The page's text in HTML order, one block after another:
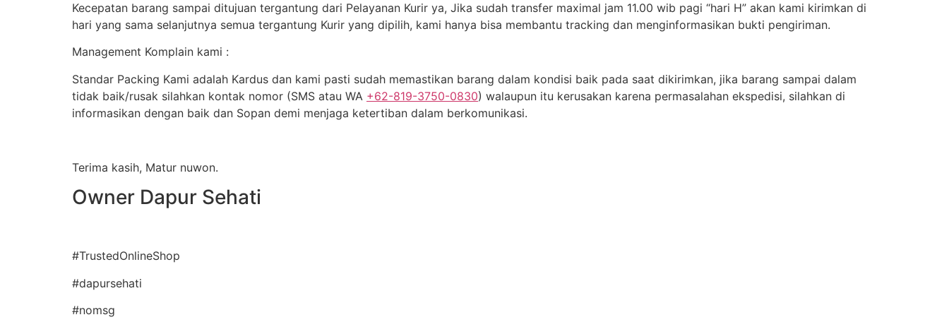
Kecepatan barang sampai ditujuan tergantung dari Pelayanan Kurir ya, Jika sudah transfer maximal jam 11.00 wib pagi “hari H” akan kami kirimkan di
hari yang sama selanjutnya semua tergantung Kurir yang dipilih, kami hanya bisa membantu tracking dan menginformasikan bukti pengiriman.
Management Komplain kami :
Standar Packing Kami adalah Kardus dan kami pasti sudah memastikan barang dalam kondisi baik pada saat dikirimkan, jika barang sampai dalam
tidak baik/rusak silahkan kontak nomor (SMS atau WA +62-819-3750-0830) walaupun itu kerusakan karena permasalahan ekspedisi, silahkan di
informasikan dengan baik dan Sopan demi menjaga ketertiban dalam berkomunikasi.
Terima kasih, Matur nuwon.
Owner Dapur Sehati
#TrustedOnlineShop
#dapursehati
#nomsg